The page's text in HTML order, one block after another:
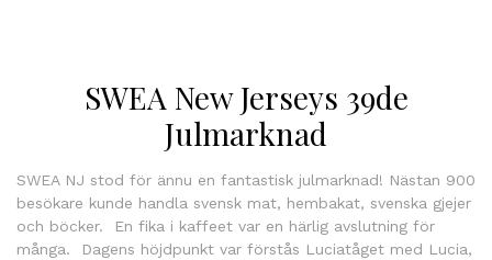
SWEA New Jerseys 39de
Julmarknad
SWEA NJ stod för ännu en fantastisk julmarknad! Nästan 900
besökare kunde handla svensk mat, hembakat, svenska gjejer
och böcker. En fika i kaffeet var en härlig avslutning för
många. Dagens höjdpunkt var förstås Luciatåget med Lucia,